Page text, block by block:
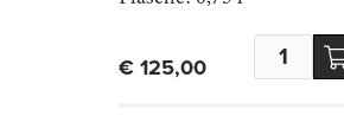
€ 125,00